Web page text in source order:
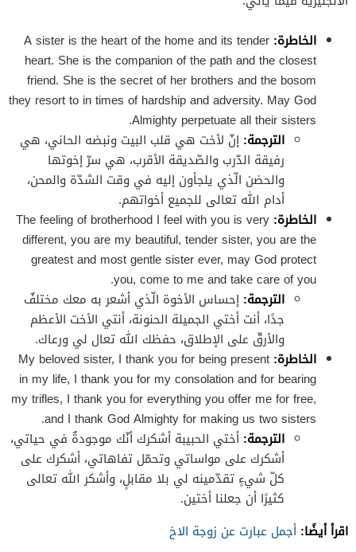
الخاطرة: A sister is the heart of the home and its tender
heart. She is the companion of the path and the closest
friend. She is the secret of her brothers and the bosom
they resort to in times of hardship and adversity. May God
Almighty perpetuate all their sisters.
الترجمة: إنّ لأخت هي قلب البيت ونبضه الحاني، هي
رفيقة الدّرب والصّديقة الأقرب، هي سرّ إخوتها
والحضن الّذي يلجأون إليه في وقت الشدّة والمحن،
أدام الله تعالى للجميع أخواتهم.
الخاطرة: The feeling of brotherhood I feel with you is very
different, you are my beautiful, tender sister, you are the
greatest and most gentle sister ever, may God protect
you, come to me and take care of you.
الترجمة: إحساس الأخوة الّذي أشعر به معك مختلفٌ
جدًا، أنت أختي الجميلة الحنونة، أنتي الأخت الأعظم
والأرقّ على الإطلاق، حفظك الله تعال لي ورعاك.
الخاطرة: My beloved sister, I thank you for being present
in my life, I thank you for my consolation and for bearing
my trifles, I thank you for everything you offer me for free,
and I thank God Almighty for making us two sisters.
الترجمة: أختي الحبيبة أشكرك أنّك موجودةٌ في حياتي،
أشكرك على مواساتي وتحمّل تفاهاتي، أشكرك على
كلّ شيءٍ تقدّمينه لي بلا مقابلٍ، وأشكر الله تعالى
كثيرًا أن جعلنا أختين.
اقرأ أيضًا: أجمل عبارت عن زوجة الاخ